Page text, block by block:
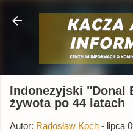
Przejdź do
Indonezyjski "Donal
żywota po 44 latach
Autor: Radosław Koch - lipca